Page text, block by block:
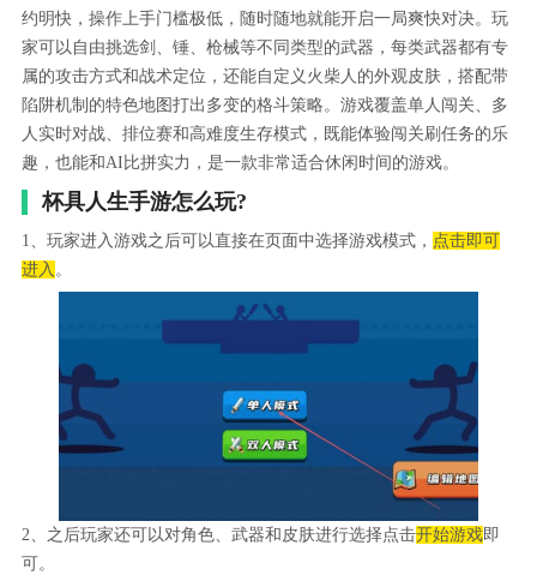
约明快，操作上手门槛极低，随时随地就能开启一局爽快对决。玩
家可以自由挑选剑、锤、枪械等不同类型的武器，每类武器都有专
属的攻击方式和战术定位，还能自定义火柴人的外观皮肤，搭配带
陷阱机制的特色地图打出多变的格斗策略。游戏覆盖单人闯关、多
人实时对战、排位赛和高难度生存模式，既能体验闯关刷任务的乐
趣，也能和AI比拼实力，是一款非常适合休闲时间的游戏。
杯具人生手游怎么玩?
1、玩家进入游戏之后可以直接在页面中选择游戏模式， 点击即可
进入 。
2、之后玩家还可以对角色、武器和皮肤进行选择点击开始游戏即
可。